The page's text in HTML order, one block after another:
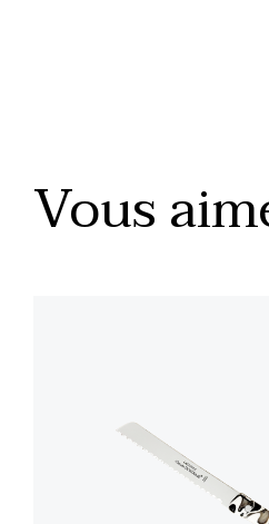
Vous